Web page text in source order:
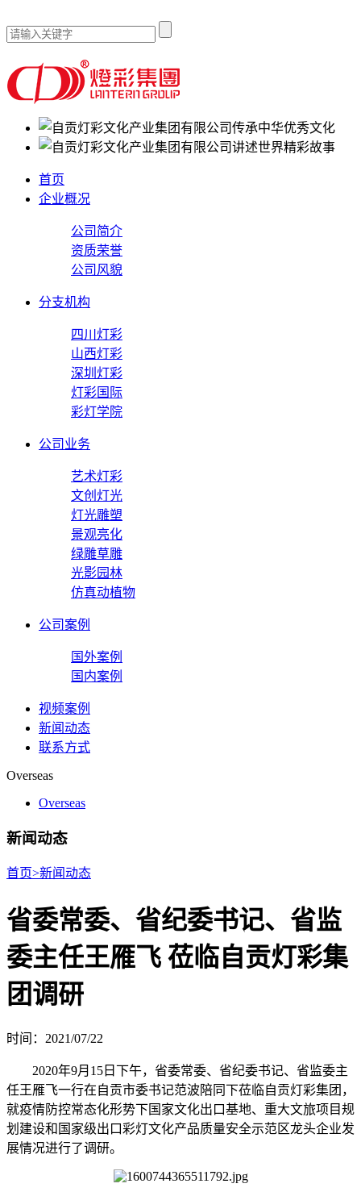
传承中华优秀文化
讲述世界精彩故事
首页
企业概况
公司简介
资质荣誉
公司风貌
分支机构
四川灯彩
山西灯彩
深圳灯彩
灯彩国际
彩灯学院
公司业务
艺术灯彩
文创灯光
灯光雕塑
景观亮化
绿雕草雕
光影园林
仿真动植物
公司案例
国外案例
国内案例
视频案例
新闻动态
联系方式
Overseas
Overseas
新闻动态
首页>新闻动态
省委常委、省纪委书记、省监
委主任王雁飞 莅临自贡灯彩集
团调研
时间：2021/07/22
2020年9月15日下午，省委常委、省纪委书记、省监委主
任王雁飞一行在自贡市委书记范波陪同下莅临自贡灯彩集团，
就疫情防控常态化形势下国家文化出口基地、重大文旅项目规
划建设和国家级出口彩灯文化产品质量安全示范区龙头企业发
展情况进行了调研。